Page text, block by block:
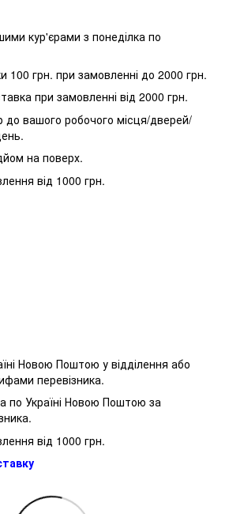
кур'єрами з понеділка по
100 грн. при замовленні до 2000 грн.
при замовленні від 2000 грн.
вашого робочого місця/дверей/
на поверх.
від 1000 грн.
Новою Поштою у відділення або
перевізника.
по Україні Новою Поштою за
від 1000 грн.